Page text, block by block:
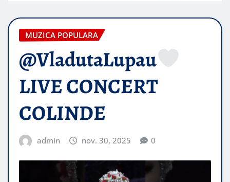
MUZICA POPULARA
@VladutaLupau
LIVE CONCERT
COLINDE
admin nov. 30, 2025 0